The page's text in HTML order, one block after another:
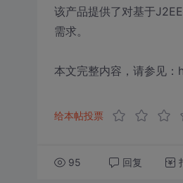
该产品提供了对基于
需求。
本文完整内容，请参见
给本帖投票
95 回复